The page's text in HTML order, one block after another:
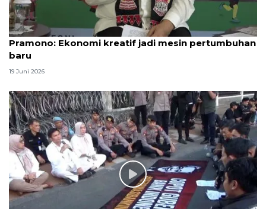
Pramono: Ekonomi kreatif jadi mesin pertumbuhan
baru
19 Juni 2026